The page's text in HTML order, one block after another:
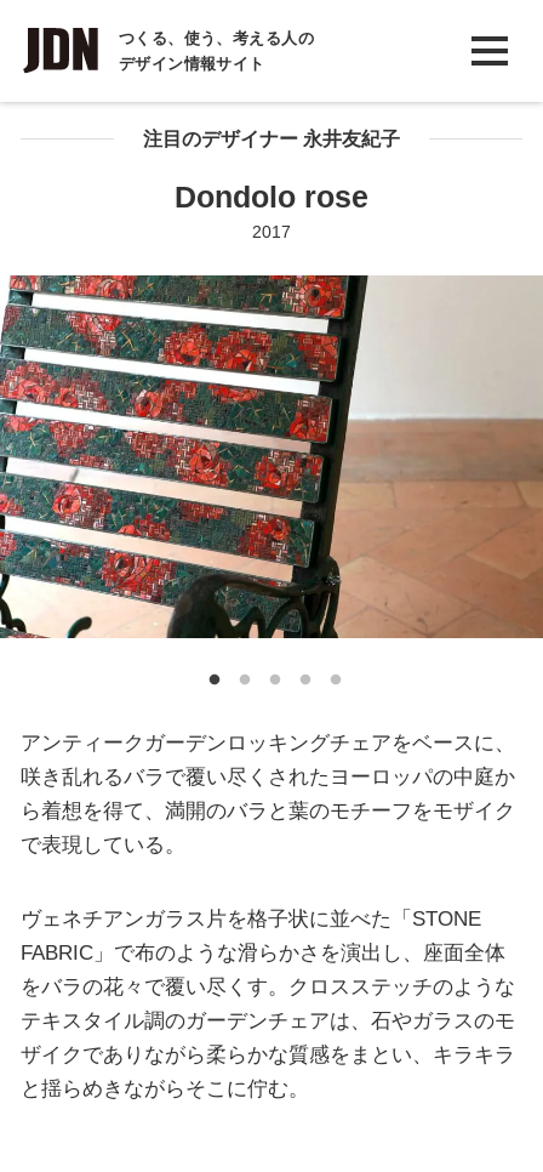
つくる、使う、考える人の
デザイン情報サイト
INTERVIEW
インタビュー
REPORT注目のデザイナー 永井友紀子
Dondolo rose
2017
アンティークガーデンロッキングチェアをベースに、
咲き乱れるバラで覆い尽くされたヨーロッパの中庭か
ら着想を得て、満開のバラと葉のモチーフをモザイク
で表現している。
ヴェネチアンガラス片を格子状に並べた「STONE
FABRIC」で布のような滑らかさを演出し、座面全体
をバラの花々で覆い尽くす。クロスステッチのような
テキスタイル調のガーデンチェアは、石やガラスのモ
ザイクでありながら柔らかな質感をまとい、キラキラ
と揺らめきながらそこに佇む。